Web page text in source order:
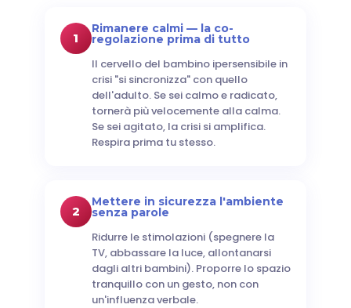
1
Rimanere calmi — la co-
regolazione prima di tutto
Il cervello del bambino ipersensibile in
crisi "si sincronizza" con quello
dell'adulto. Se sei calmo e radicato,
tornerà più velocemente alla calma.
Se sei agitato, la crisi si amplifica.
Respira prima tu stesso.
2
Mettere in sicurezza l'ambiente
senza parole
Ridurre le stimolazioni (spegnere la
TV, abbassare la luce, allontanarsi
dagli altri bambini). Proporre lo spazio
tranquillo con un gesto, non con
un'influenza verbale.